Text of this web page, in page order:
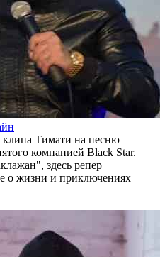
клипа Тимати на песню
компанией Black Star.
здесь репер
о жизни и приключениях